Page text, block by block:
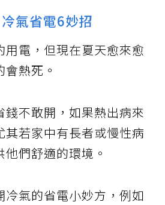
氣省電6妙招
用電，但現在夏天愈來愈
熱死。
錢不敢開，如果熱出病來
其若家中有長者或慢性病
們舒適的環境。
冷氣的省電小妙方，例如